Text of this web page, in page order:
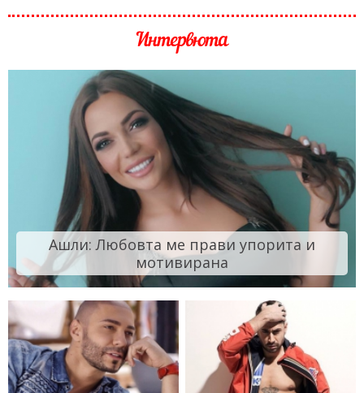
Интервюта
Ашли: Любовта ме прави упорита и
мотивирана